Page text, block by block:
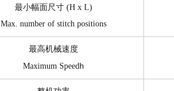
最小幅面尺寸 (H x L)
Max. number of stitch positions
最高机械速度
Maximum Speedh